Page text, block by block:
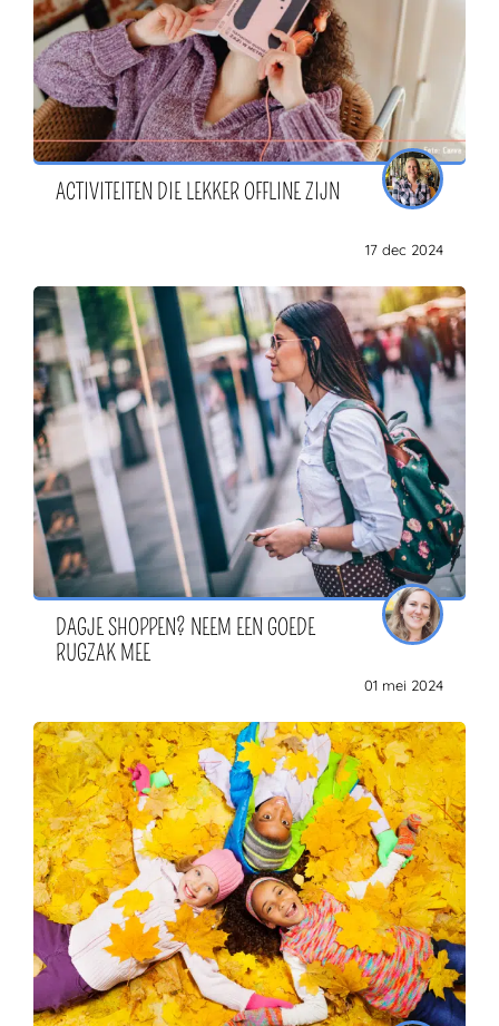
ACTIVITEITEN DIE LEKKER OFFLINE ZIJN
17 dec 2024
DAGJE SHOPPEN? NEEM EEN GOEDE
RUGZAK MEE
01 mei 2024